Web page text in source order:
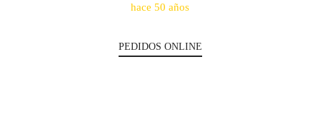
hace 50 años
PEDIDOS ONLINE